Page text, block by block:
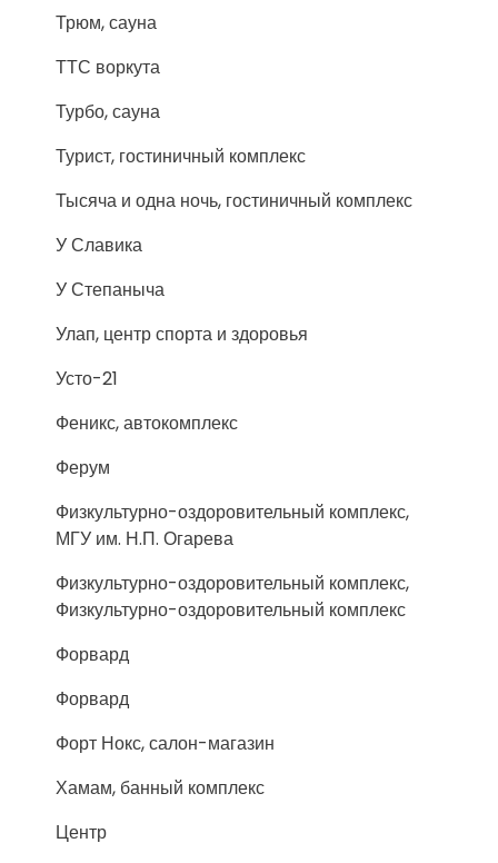
Трюм, сауна
ТТС воркута
Турбо, сауна
Турист, гостиничный комплекс
Тысяча и одна ночь, гостиничный комплекс
У Славика
У Степаныча
Улап, центр спорта и здоровья
Усто-21
Феникс, автокомплекс
Ферум
Физкультурно-оздоровительный комплекс,
МГУ им. Н.П. Огарева
Физкультурно-оздоровительный комплекс,
Физкультурно-оздоровительный комплекс
Форвард
Форвард
Форт Нокс, салон-магазин
Хамам, банный комплекс
Центр